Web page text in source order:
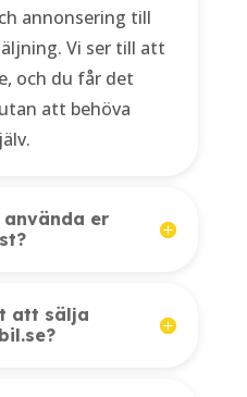
annonsering till
Vi ser till att
och du får det
att behöva
er
att sälja